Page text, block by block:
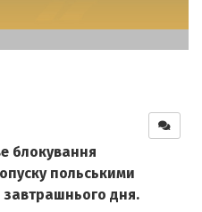
блокування
польськими
дня.